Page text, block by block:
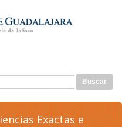
de búsqueda
Exactas e